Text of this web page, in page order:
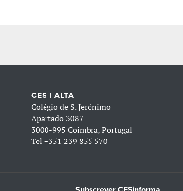
CES | ALTA
Colégio de S. Jerónimo
Apartado 3087
3000-995 Coimbra, Portugal
Tel+351 239 855 570